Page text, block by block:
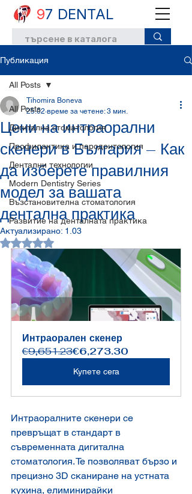
97 DENTAL
Публикация
All Posts
Дигитална стоматология
Профилактика и пародонтология
Дентални технологии
Modern Dentistry Series
Възстановителна стоматология
Развитие на денталната практика
All Posts
Цени на интраорални
скенери в България – Как
да изберете правилния
модел за вашата
дентална практика
Tihomira Boneva
25.02 време за четене: 3 мин.
Актуализирано: 1.03
Оценено с NaN от 5 звезди.
Интраорален скенер
€9,651.23€6,273.30
Купете сега
Интраоралните скенери се
превръщат в стандарт в
съвременната дигитална
стоматология. Те позволяват бързо и
прецизно 3D сканиране на устната
кухина, елиминирайки